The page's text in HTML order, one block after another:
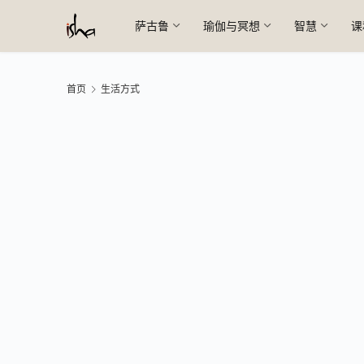
萨古鲁 瑜伽与冥想 智慧
首页 生活方式